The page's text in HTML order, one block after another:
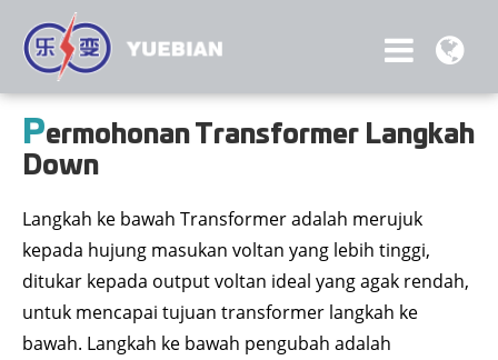
Permohonan Transformer Langkah
Down
Langkah ke bawah Transformer adalah merujuk
kepada hujung masukan voltan yang lebih tinggi,
ditukar kepada output voltan ideal yang agak rendah,
untuk mencapai tujuan transformer langkah ke
bawah. Langkah ke bawah pengubah adalah